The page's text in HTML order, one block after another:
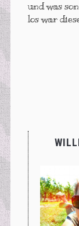
und was
los war